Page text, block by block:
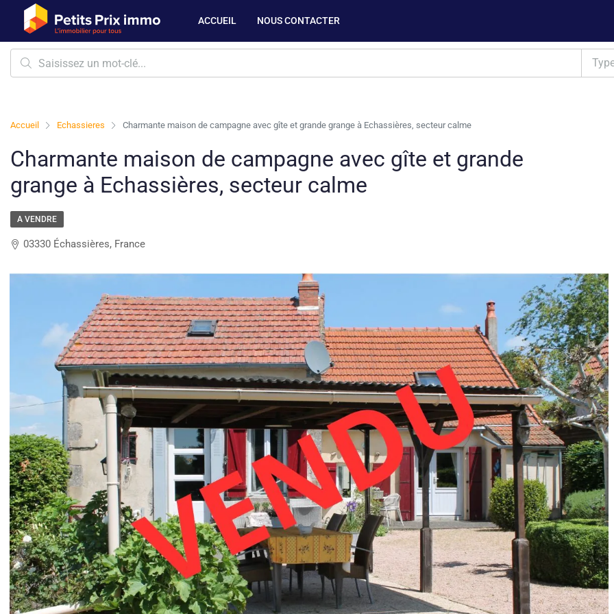
ACCUEIL NOUS CONTACTER
Accueil Echassieres Charmante maison de campagne avec gîte et grande grange à Echassières, secteur calme
Charmante maison de campagne avec gîte et grande
grange à Echassières, secteur calme
A VENDRE
03330 Échassières, France